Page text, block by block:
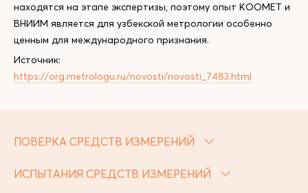
находятся на этапе экспертизы, поэтому опыт КООМЕТ и
ВНИИМ является для узбекской метрологии особенно
ценным для международного признания.
Источник:
https://org.metrologu.ru/novosti/novosti_7483.html
ПОВЕРКА СРЕДСТВ ИЗМЕРЕНИЙ
ИСПЫТАНИЯ СРЕДСТВ ИЗМЕРЕНИЙ